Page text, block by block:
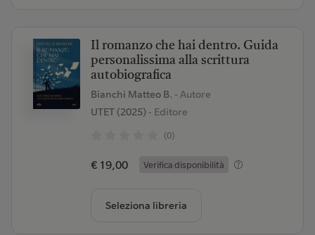
Il romanzo che hai dentro. Guida
personalissima alla scrittura
autobiografica
Bianchi Matteo B. - Autore
UTET (2025)- Editore
(0)
€ 19,00 Verifica disponibilità
Seleziona libreria